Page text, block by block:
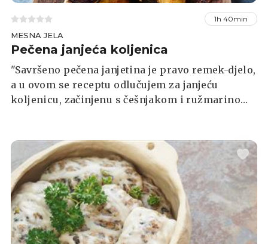
1h 40min
MESNA JELA
Pečena janjeća koljenica
"Savršeno pečena janjetina je pravo remek-djelo,
a u ovom se receptu odlučujem za janjeću
koljenicu, začinjenu s češnjakom i ružmarinom,
donosimo u nastavku.